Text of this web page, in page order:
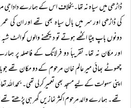
ڈاڑھی میں سیاہ نہ تھا۔ بخلاف اس کے ہمارے
کی ڈاڑھی اور سر میں بال سیاہ بھی تھے اور ان
دونوں باپ بیٹا اکٹھے ہوتے تو دیکھنے والوں کو
اور مکان نہ تھا۔ تقریباً دو فرلانگ کے فاصلہ پر
چھوٹے بھائی میر عالم خان مرحوم کے دو مکان تھے
اپنی سہولت کے لیے مسجد بھی تعمیر کرلی تھی۔ بحمد اللہ
تھے۔ ہمارے والد مرحوم اکثر نمازیں گھر ہی پڑھتے